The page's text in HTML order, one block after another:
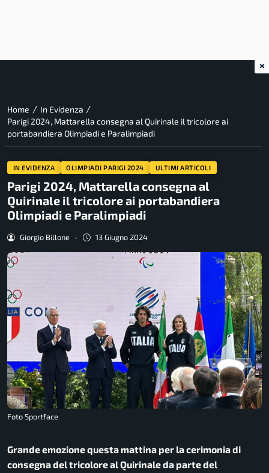
Home / In Evidenza /
Parigi 2024, Mattarella consegna al Quirinale il tricolore ai
portabandiera Olimpiadi e Paralimpiadi
IN EVIDENZA OLIMPIADI PARIGI 2024 ULTIMI ARTICOLI
Parigi 2024, Mattarella consegna al
Quirinale il tricolore ai portabandiera
Olimpiadi e Paralimpiadi
Giorgio Billone - 13 Giugno 2024
Foto Sportface
Grande emozione questa mattina per la cerimonia di
consegna del tricolore al Quirinale da parte del
×